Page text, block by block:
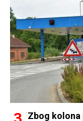
Zbog kolona